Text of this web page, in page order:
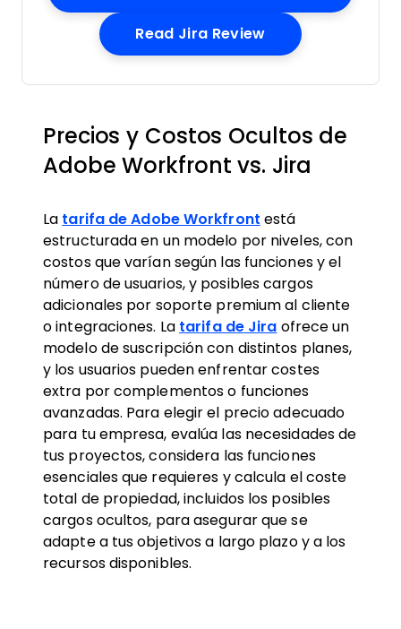
Read Jira ReviewOpens New
Precios y Costos Ocultos de
Adobe Workfront vs. Jira
La tarifa de Adobe Workfront está
estructurada en un modelo por niveles, con
costos que varían según las funciones y el
número de usuarios, y posibles cargos
adicionales por soporte premium al cliente
o integraciones. La tarifa de Jira ofrece un
modelo de suscripción con distintos planes,
y los usuarios pueden enfrentar costes
extra por complementos o funciones
avanzadas. Para elegir el precio adecuado
para tu empresa, evalúa las necesidades de
tus proyectos, considera las funciones
esenciales que requieres y calcula el coste
total de propiedad, incluidos los posibles
cargos ocultos, para asegurar que se
adapte a tus objetivos a largo plazo y a los
recursos disponibles.